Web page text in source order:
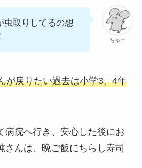
ちゅー
虫取りしてるの想
が戻りたい過去は小学3、4年
病院へ行き、安心した後にお
さんは、晩ご飯にちらし寿司